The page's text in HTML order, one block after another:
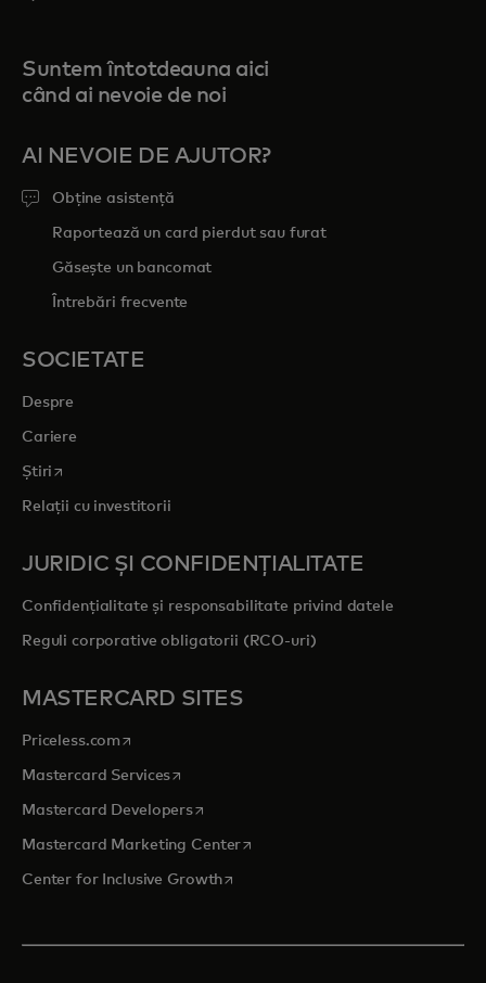
Suntem întotdeauna aici
când ai nevoie de noi
AI NEVOIE DE AJUTOR?
Obține asistență
Raportează un card pierdut sau furat
Găsește un bancomat
Întrebări frecvente
SOCIETATE
Despre
Cariere
Știri opens in a new tab
Relații cu investitorii
JURIDIC ȘI CONFIDENȚIALITATE
Confidențialitate și responsabilitate privind datele
Reguli corporative obligatorii (RCO-uri)
MASTERCARD SITES
Priceless.com opens in a new tab
Mastercard Servicesopens in a new tab
Mastercard Developersopens in a new tab
Mastercard Marketing Centeropens in a new tab
Center for Inclusive Growthopens in a new tab